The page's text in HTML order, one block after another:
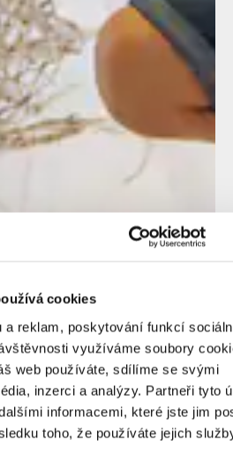
cookies
a reklam, poskytování funkcí
využíváme soubory
web používáte, sdílíme se svými
inzerci a analýzy. Partneři tyto
informacemi, které jste jim
toho, že používáte jejich